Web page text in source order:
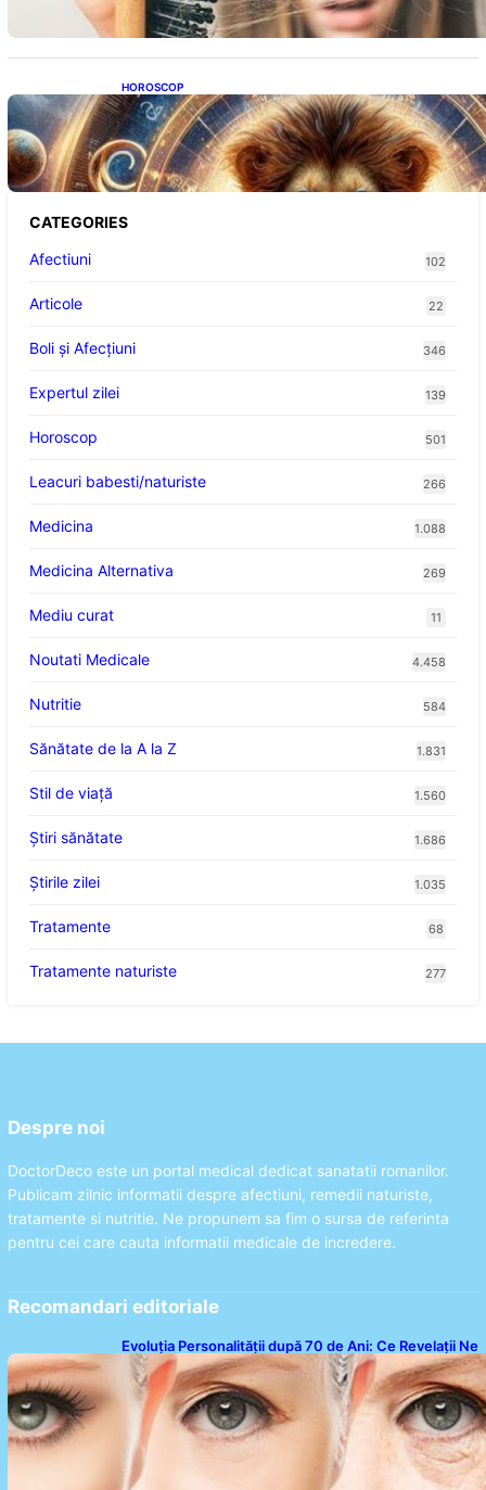
HOROSCOP
Portalul Leului 8/8: Oportunități de
Abundență pentru Cinci Zodii în 2026
CATEGORIES
Afectiuni
102
Articole 22
Boli și Afecțiuni 346
Expertul zilei 139
Horoscop 501
Leacuri babesti/naturiste 266
Medicina 1.088
Medicina Alternativa 269
Mediu curat 11
Noutati Medicale 4.458
Nutritie 584
Sănătate de la A la Z 1.831
Stil de viaţă 1.560
Ştiri sănătate 1.686
Știrile zilei 1.035
Tratamente 68
Tratamente naturiste 277
Despre noi
DoctorDeco este un portal medical dedicat sanatatii romanilor.
Publicam zilnic informatii despre afectiuni, remedii naturiste,
tratamente si nutritie. Ne propunem sa fim o sursa de referinta
pentru cei care cauta informatii medicale de incredere.
Recomandari editoriale
Evoluția Personalității după 70 de Ani: Ce Revelații Ne
Oferă Studiile Psihologice